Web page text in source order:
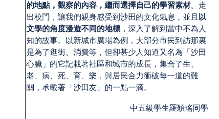
的地點，觀察的內容，繼而選擇自己的學習素材。走
出校門，讓我們親身感受到沙田的文化氣息，並且以
文學的角度漫遊不同的地標 ，深入了解到當中不為人
知的故事。以新城市廣場為例，大部分市民到訪那裏
是為了逛街、消費等，但卻甚少人知道又名為「沙田
心臟」的它記載著社區和城市的成長，集合了生、
老、病、死、育、樂，與居民合力衝破每一道的難
關，承載著「沙田友」的一點一滴。
中五級學生羅穎瑤同學